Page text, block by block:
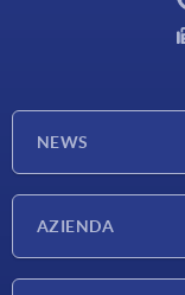
NEWS
AZIENDA